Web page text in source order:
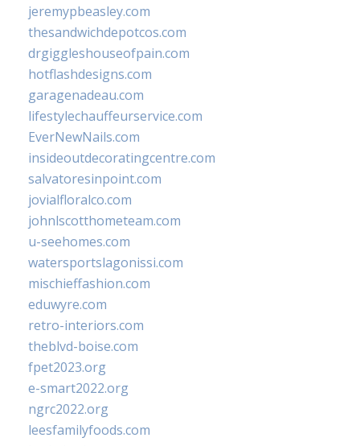
jeremypbeasley.com
thesandwichdepotcos.com
drgiggleshouseofpain.com
hotflashdesigns.com
garagenadeau.com
lifestylechauffeurservice.com
EverNewNails.com
insideoutdecoratingcentre.com
salvatoresinpoint.com
jovialfloralco.com
johnlscotthometeam.com
u-seehomes.com
watersportslagonissi.com
mischieffashion.com
eduwyre.com
retro-interiors.com
theblvd-boise.com
fpet2023.org
e-smart2022.org
ngrc2022.org
leesfamilyfoods.com